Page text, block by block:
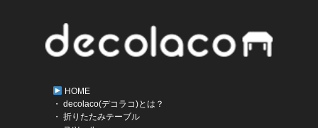
HOME
・ decolaco(デコラコ)とは？
・ 折りたたみテーブル